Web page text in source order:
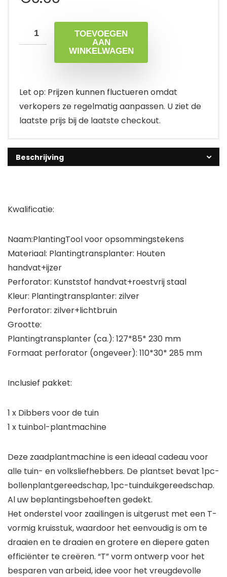
TOEVOEGEN
AAN
WINKELWAGEN
Let op: Prijzen kunnen fluctueren omdat
verkopers ze regelmatig aanpassen. U ziet de
laatste prijs bij de laatste checkout.
Beschrijving
Kwalificatie:
Naam:PlantingTool voor opsommingstekens
Materiaal: Plantingtransplanter: Houten
handvat+ijzer
Perforator: Kunststof handvat+roestvrij staal
Kleur: Plantingtransplanter: zilver
Perforator: zilver+lichtbruin
Grootte:
Plantingtransplanter (ca.): 127*85* 230 mm
Formaat perforator (ongeveer): 110*30* 285 mm
Inclusief pakket:
1 x Dibbers voor de tuin
1 x tuinbol-plantmachine
Deze zaadplantmachine is een ideaal cadeau voor
alle tuin- en volksliefhebbers. De plantset bevat 1pc-
bollenplantgereedschap, 1pc-tuinduikgereedschap.
Al uw beplantingsbehoeften gedekt.
Het onderstel voor zaailingen is uitgerust met een T-
vormig kruisstuk, waardoor het eenvoudig is om te
draaien en te draaien en grotere en diepere gaten
efficiënter te creëren. “T” vorm ontwerp voor het
besparen van arbeid, idee voor het vreugdevolle